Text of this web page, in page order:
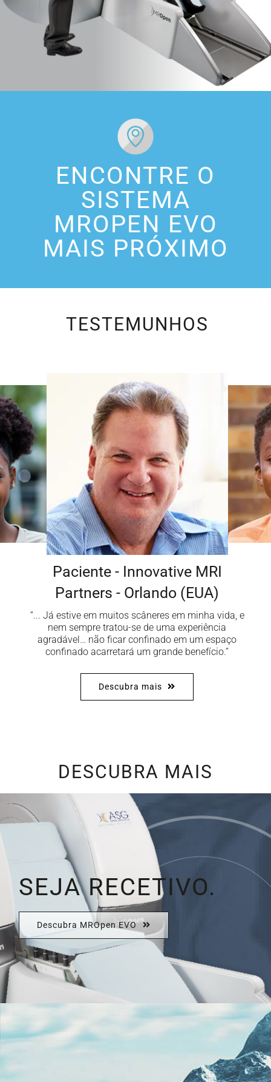
ENCONTRE O
SISTEMA
MROPEN EVO
MAIS PRÓXIMO
TESTEMUNHOS
Paciente - Innovative MRI
Partners - Orlando (EUA)
“... Já estive em muitos scâneres em minha vida, e
nem sempre tratou-se de uma experiência
agradável… não ficar confinado em um espaço
confinado acarretará um grande benefício.”
Descubra mais
DESCUBRA MAIS
SEJA RECETIVO.
Descubra MROpen EVO